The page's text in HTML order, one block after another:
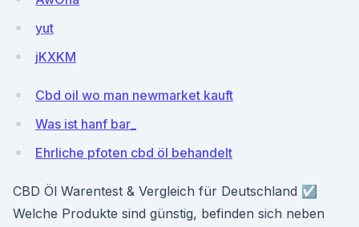
yut
jKXKM
Cbd oil wo man newmarket kauft
Was ist hanf bar_
Ehrliche pfoten cbd öl behandelt
CBD Öl Warentest & Vergleich für Deutschland ☑️
Welche Produkte sind günstig, befinden sich neben